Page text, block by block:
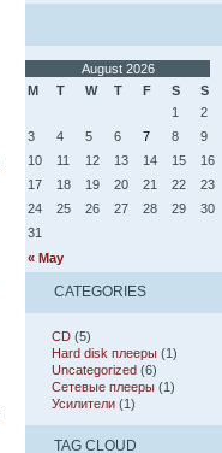
August 2026
M
T W T F S S
« May
1
2
3
4 5 6 7 8
9
10
11 12 13 14 15
16
17
18 19 20 21 22
23
24
25 26 27 28 29
30
31
CATEGORIES
CD (5)
Hard disk плееры (1)
Uncategorized (6)
Сетевые плееры (1)
Усилители (1)
TAG CLOUD